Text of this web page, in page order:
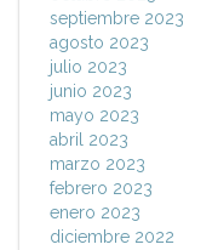
septiembre 2023
agosto 2023
julio 2023
junio 2023
mayo 2023
abril 2023
marzo 2023
febrero 2023
enero 2023
diciembre 2022